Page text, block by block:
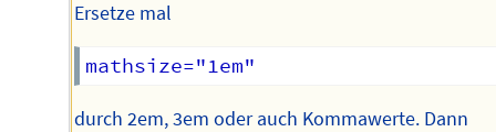
Ersetze mal
durch 2em, 3em oder auch Kommawerte. Dann